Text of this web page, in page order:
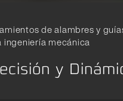
de alambres y
ingeniería mecánica
y